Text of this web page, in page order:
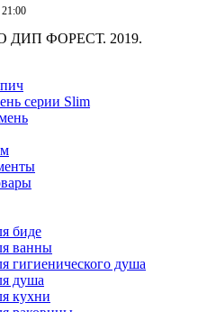
ДИП ФОРЕСТ. 2019.
серии Slim
биде
ванны
гигиенического душа
душа
кухни